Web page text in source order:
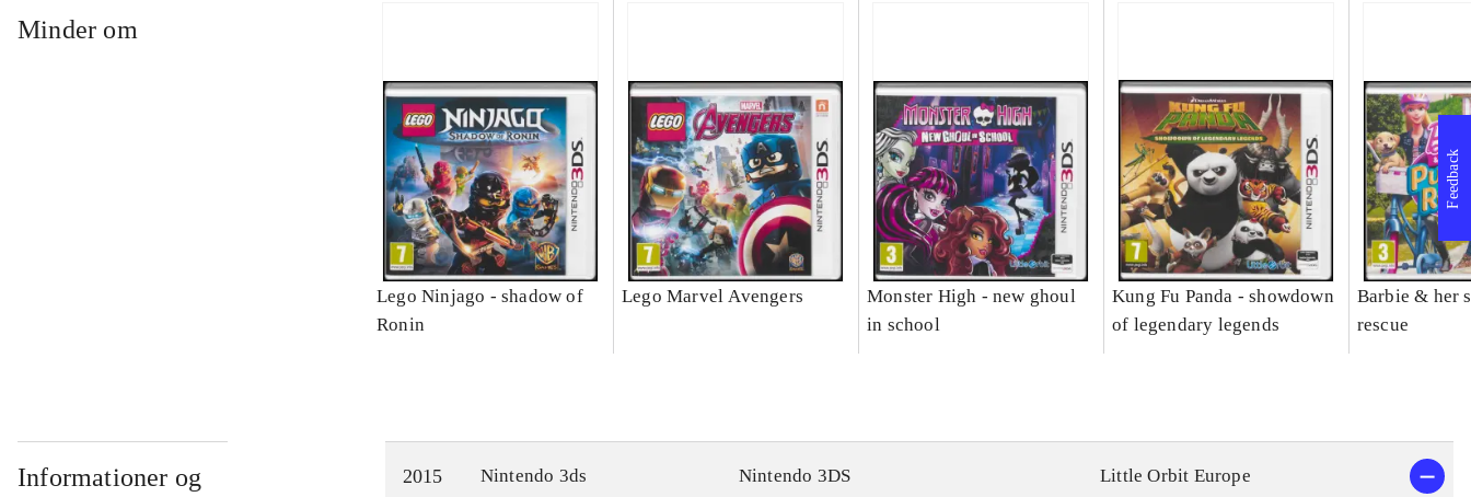
Minder om
Lego Ninjago - shadow of
Ronin
Lego Marvel Avengers
Monster High - new ghoul
in school
Kung Fu Panda - showdown
of legendary legends
Barbie & her
rescue
Informationer og
2015 Nintendo 3ds Nintendo 3DS Little Orbit Europe
Feedback